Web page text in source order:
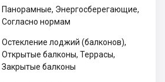
Панорамные, Энергосберегающие,
Согласно нормам
Остекление лоджий (балконов),
Открытые балконы, Террасы,
Закрытые балконы